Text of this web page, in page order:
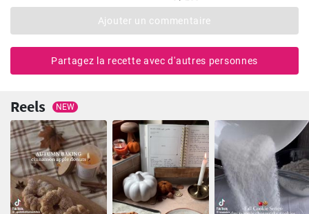
Ajouter un commentaire
Partagez la recette avec d'autres personnes
Reels NEW